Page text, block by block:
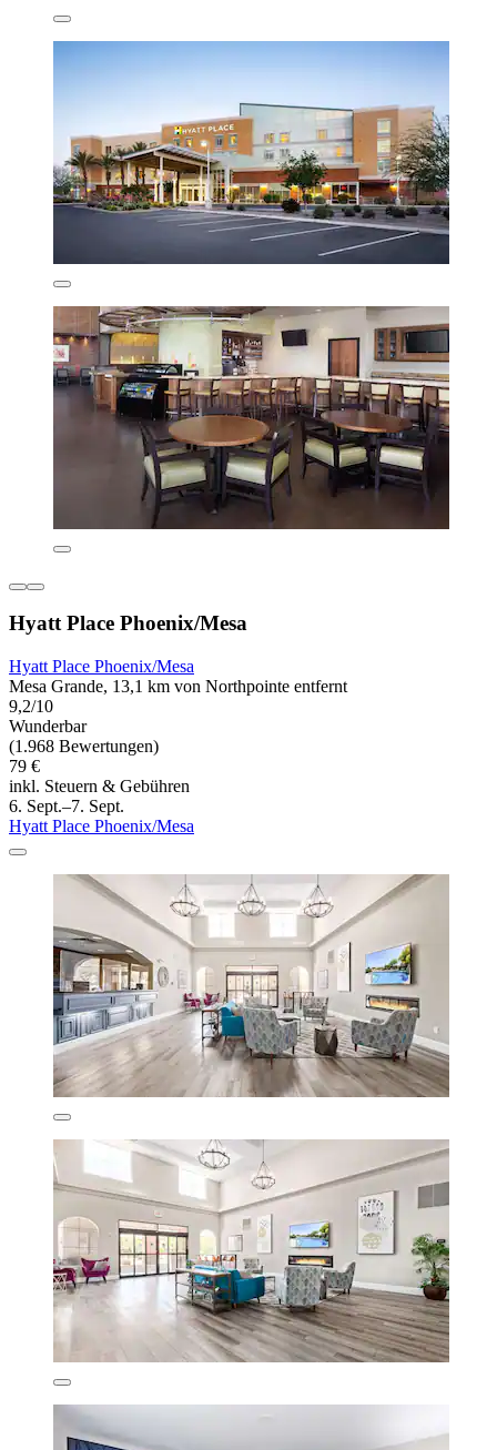
Hyatt Place Phoenix/Mesa
Hyatt Place Phoenix/Mesa
Mesa Grande, 13,1 km von Northpointe entfernt
9,2/10
Wunderbar
(1.968 Bewertungen)
79 €
inkl. Steuern & Gebühren
6. Sept.–7. Sept.
Hyatt Place Phoenix/Mesa